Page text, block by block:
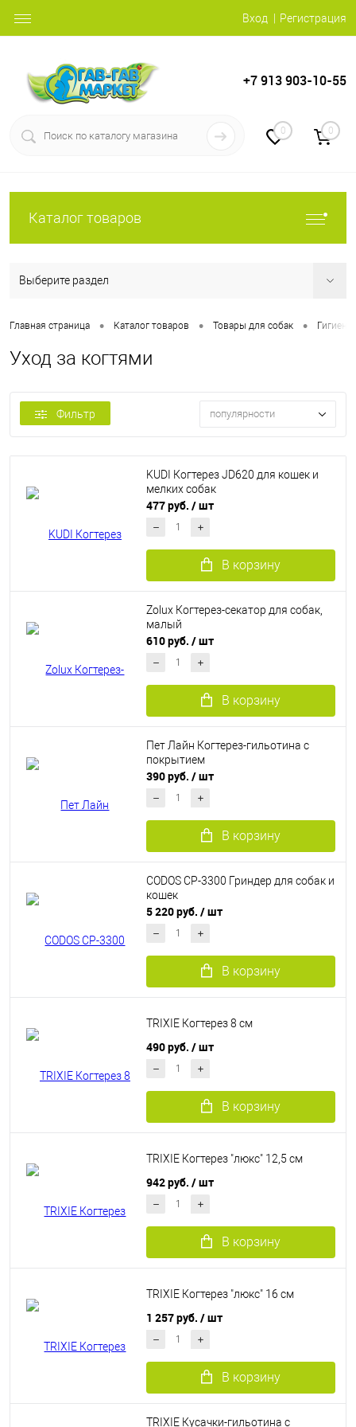
Вход Регистрация
+7 913 903-10-55
0 0
Каталог товаров
Выберите раздел
Главная страница • Каталог товаров • Товары для собак •
Уход за когтями
Фильтр популярности
KUDI Когтерез JD620 для кошек и
мелких собак
477 руб. / шт
В корзину
Zolux Когтерез-секатор для собак,
малый
610 руб. / шт
В корзину
Пет Лайн Когтерез-гильотина с
покрытием
390 руб. / шт
В корзину
CODOS СР-3300 Гриндер для собак и
кошек
5 220 руб. / шт
В корзину
TRIXIE Когтерез 8 см
490 руб. / шт
В корзину
TRIXIE Когтерез "люкс" 12,5 см
942 руб. / шт
В корзину
TRIXIE Когтерез "люкс" 16 cм
1 257 руб. / шт
В корзину
TRIXIE Кусачки-гильотина с